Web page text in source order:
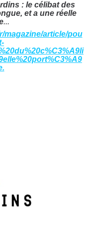
: le célibat des
et a une réelle
...
magazine/article/pou